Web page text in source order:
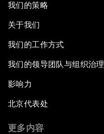
我们的策略
关于我们
我们的工作方式
我们的领导团队与组织治理
影响力
北京代表处
更多内容